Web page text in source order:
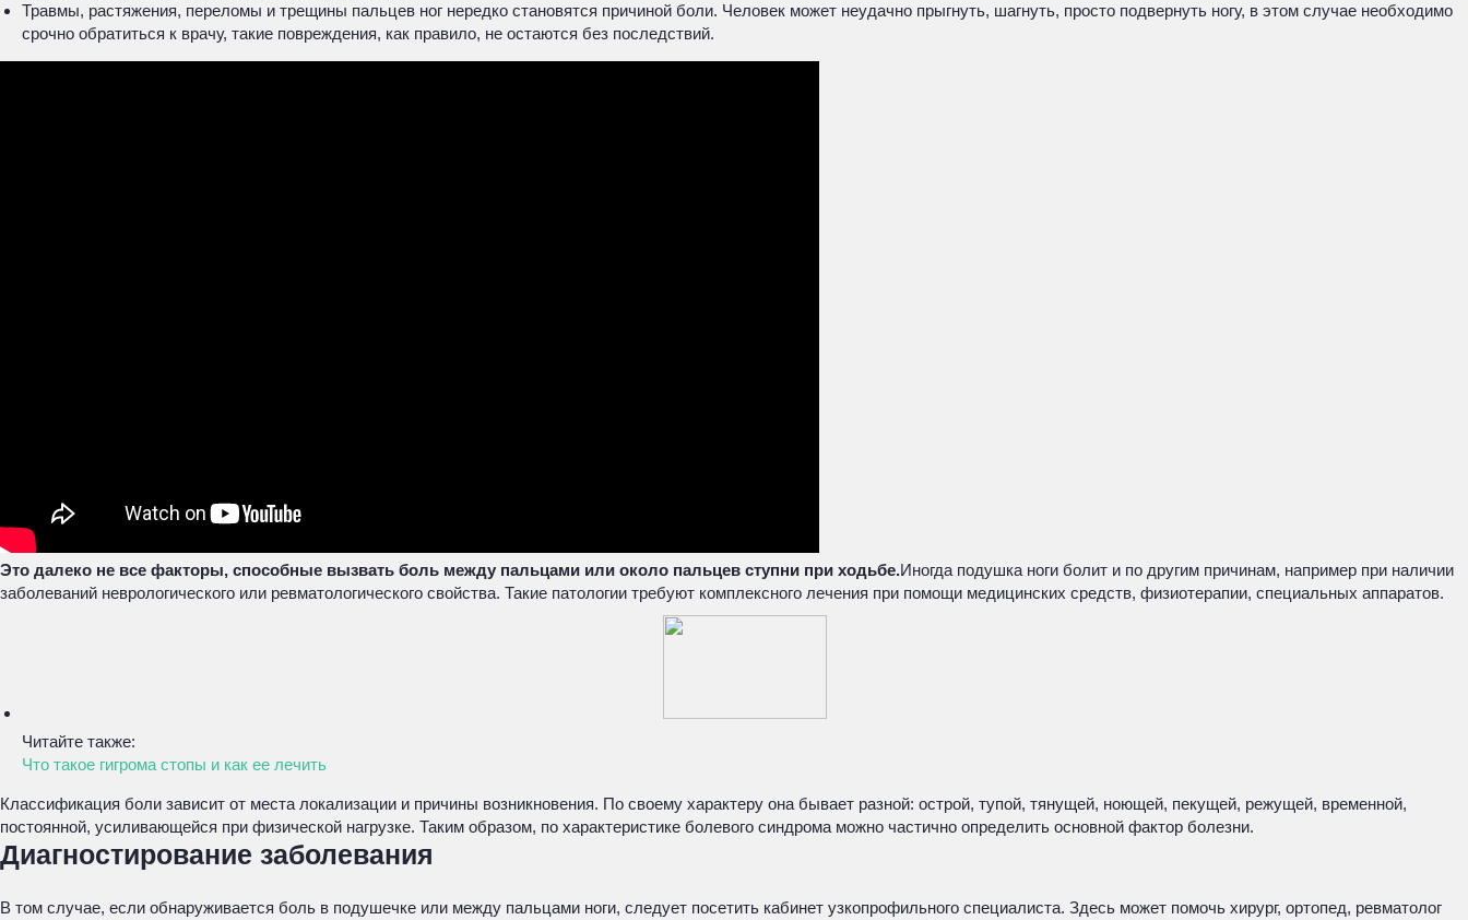
Травмы, растяжения, переломы и трещины пальцев ног нередко становятся причиной боли. Человек может неудачно прыгнуть, шагнуть, просто подвернуть ногу, в этом случае необходимо
срочно обратиться к врачу, такие повреждения, как правило, не остаются без последствий.
Это далеко не все факторы, способные вызвать боль между пальцами или около пальцев ступни при ходьбе.Иногда подушка ноги болит и по другим причинам, например при наличии
заболеваний неврологического или ревматологического свойства. Такие патологии требуют комплексного лечения при помощи медицинских средств, физиотерапии, специальных аппаратов.
Читайте также:
Что такое гигрома стопы и как ее лечить
Классификация боли зависит от места локализации и причины возникновения. По своему характеру она бывает разной: острой, тупой, тянущей, ноющей, пекущей, режущей, временной,
постоянной, усиливающейся при физической нагрузке. Таким образом, по характеристике болевого синдрома можно частично определить основной фактор болезни.
Диагностирование заболевания
В том случае, если обнаруживается боль в подушечке или между пальцами ноги, следует посетить кабинет узкопрофильного специалиста. Здесь может помочь хирург, ортопед, ревматолог